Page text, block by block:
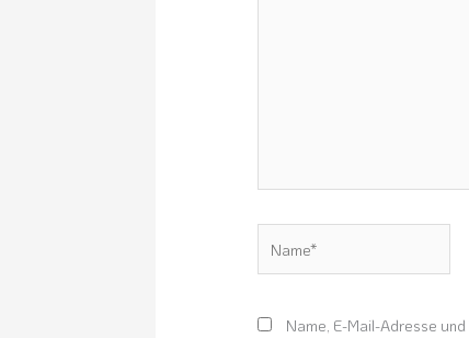
Name, E-Mail-Adresse